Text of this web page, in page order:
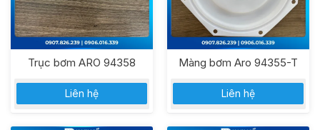
Trục bơm ARO 94358
Liên hệ
Màng bơm Aro 94355-T
Liên hệ